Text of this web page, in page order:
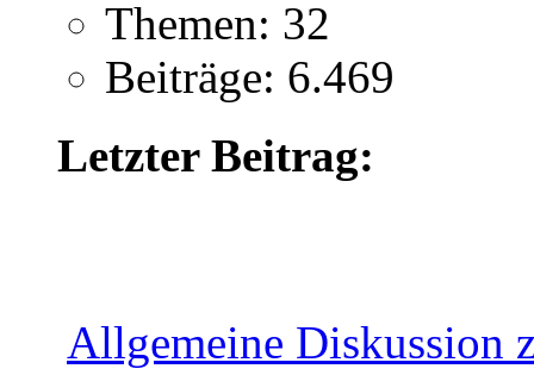
Themen: 32
Beiträge: 6.469
Letzter Beitrag:
Allgemeine Diskussion